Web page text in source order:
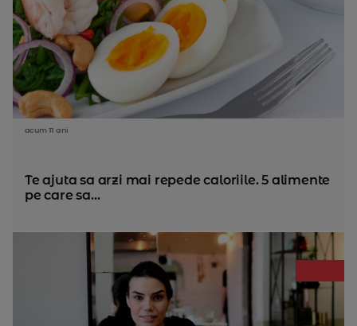
acum 11 ani
Te ajuta sa arzi mai repede caloriile. 5 alimente
pe care sa...